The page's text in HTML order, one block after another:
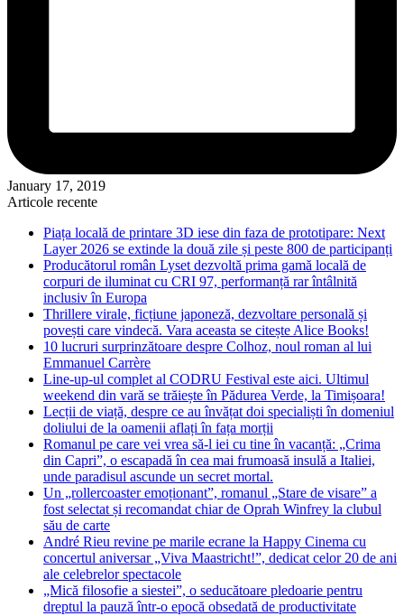
January 17, 2019
Articole recente
Piața locală de printare 3D iese din faza de prototipare: Next
Layer 2026 se extinde la două zile și peste 800 de participanți
Producătorul român Lyset dezvoltă prima gamă locală de
corpuri de iluminat cu CRI 97, performanță rar întâlnită
inclusiv în Europa
Thrillere virale, ficțiune japoneză, dezvoltare personală și
povești care vindecă. Vara aceasta se citește Alice Books!
10 lucruri surprinzătoare despre Colhoz, noul roman al lui
Emmanuel Carrère
Line-up-ul complet al CODRU Festival este aici. Ultimul
weekend din vară se trăiește în Pădurea Verde, la Timișoara!
Lecții de viață, despre ce au învățat doi specialiști în domeniul
doliului de la oamenii aflați în fața morții
Romanul pe care vei vrea să-l iei cu tine în vacanță: „Crima
din Capri”, o escapadă în cea mai frumoasă insulă a Italiei,
unde paradisul ascunde un secret mortal.
Un „rollercoaster emoționant”, romanul „Stare de visare” a
fost selectat și recomandat chiar de Oprah Winfrey la clubul
său de carte
André Rieu revine pe marile ecrane la Happy Cinema cu
concertul aniversar „Viva Maastricht!”, dedicat celor 20 de ani
ale celebrelor spectacole
„Mică filosofie a siestei”, o seducătoare pledoarie pentru
dreptul la pauză într-o epocă obsedată de productivitate